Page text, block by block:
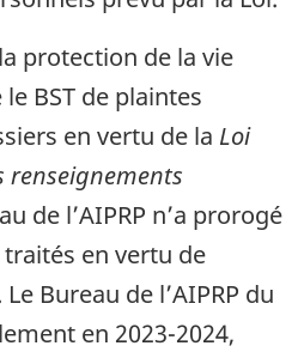
protection de la vie
BST de plaintes
en vertu de la Loi
renseignements
de l’AIPRP n’a prorogé
en vertu de
Le Bureau de l’AIPRP du
en 2023-2024,